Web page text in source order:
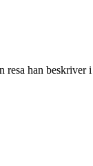
han beskriver